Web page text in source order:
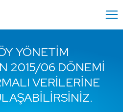
YÖNETIM
2015/06 DÖNEMI
VERILERINE